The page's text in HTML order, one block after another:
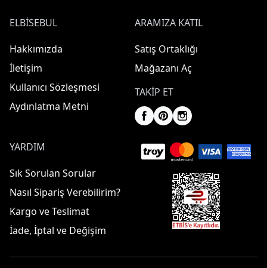
ELBISEBUL
Hakkımızda
İletişim
Kullanıcı Sözleşmesi
Aydınlatma Metni
ARAMIZA KATIL
Satış Ortaklığı
Mağazanı Aç
TAKIP ET
YARDIM
Sık Sorulan Sorular
Nasıl Sipariş Verebilirim?
Kargo ve Teslimat
İade, İptal ve Değişim